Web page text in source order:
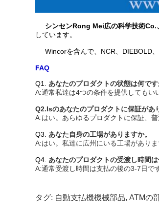
シンセンRong Mei広の科学技術Co.
しています。
Wincorを含んで、NCR、DIEBOLD
FAQ
Q1. あなたのプロダクトの状態は何です
A:通常私達は4つの条件を提供しても
Q2.Isのあなたのプロダクトに保証があ
A:はい。あらゆるプロダクトに保証、
Q3. あなた自身の工場がありますか。
A:はい。私達に広州にいる工場があり
Q4. あなたのプロダクトの受渡し時間は
A:通常受渡し時間は支払の後の3-7日で
タグ: 自動支払機機械部品, ATMの